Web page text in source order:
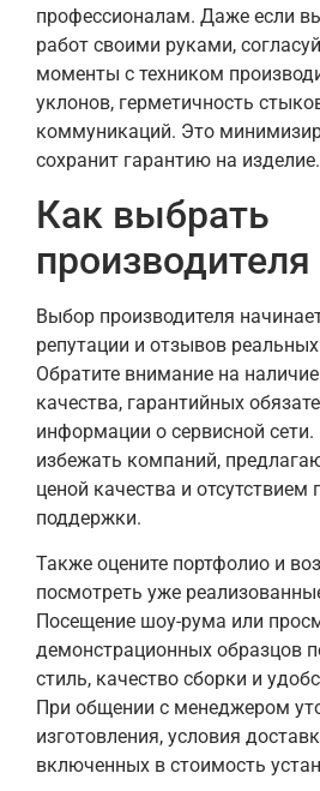
профессионалам. Даже если
работ своими руками,
моменты с техником
уклонов, герметичность
коммуникаций. Это
сохранит гарантию на изделие.
Как выбрать
производителя
Выбор производителя
репутации и отзывов
Обратите внимание на
качества, гарантийных
информации о сервисной
избежать компаний,
ценой качества и отсутствием
поддержки.
Также оцените портфолио и
посмотреть уже
Посещение шоу-рума или
демонстрационных образцов
стиль, качество сборки и
При общении с менеджером
изготовления, условия
включенных в стоимость